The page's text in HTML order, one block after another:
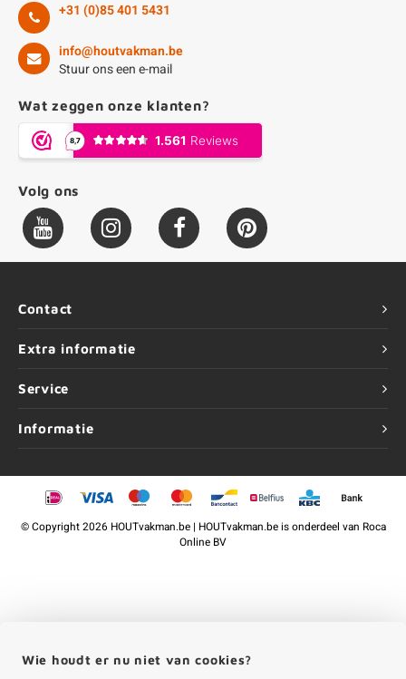
+31 (0)85 401 5431
info@houtvakman.be
Stuur ons een e-mail
Wat zeggen onze klanten?
Volg ons
Contact
Extra informatie
Service
Informatie
©Copyright2026 HOUTvakman.be | HOUTvakman.be is onderdeel van Roca
Online BV
Wie houdt er nu niet van cookies?